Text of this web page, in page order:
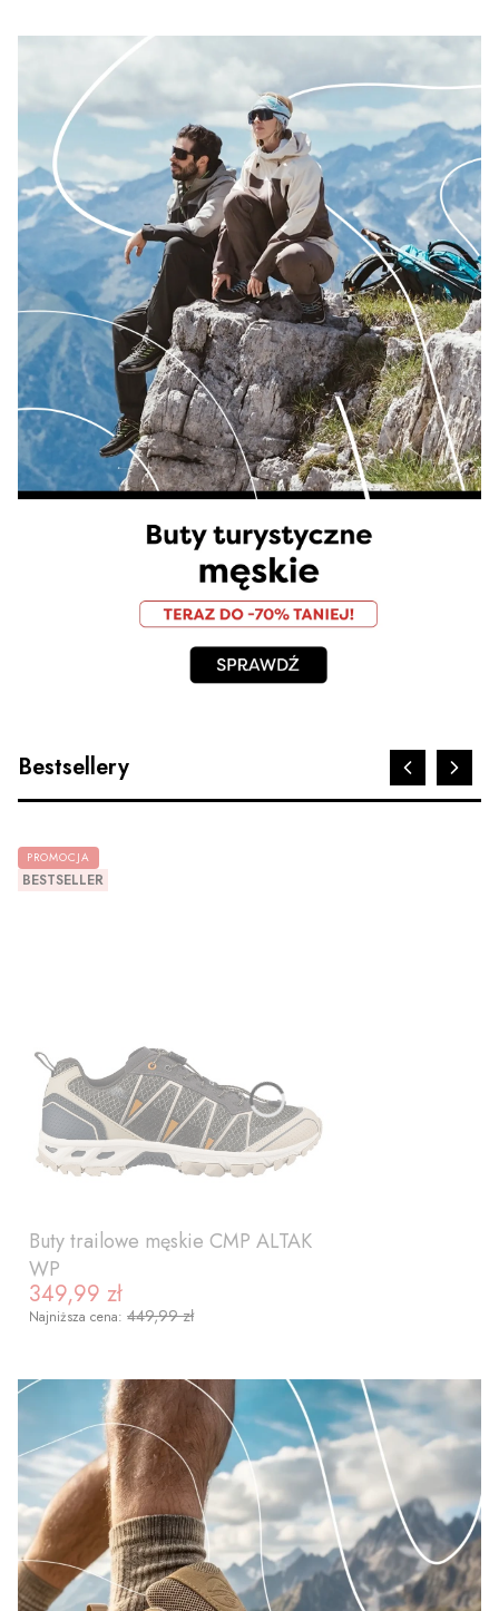
Bestsellery
PROMOCJA
BESTSELLER
Buty trailowe męskie CMP ALTAK
WP
Cena promocyjna
349,99 zł
Najniższa cena: 449,99 zł
ZOBACZ PRODUKT
42 43 44 45 46 47